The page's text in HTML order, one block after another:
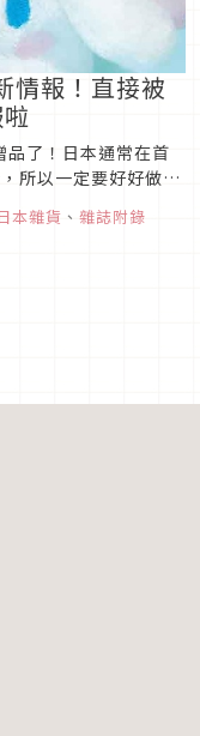
情報！直接被
了！日本通常在首
所以一定要好好做功
驗組合通通都在這
本雜貨 、 雜誌附錄